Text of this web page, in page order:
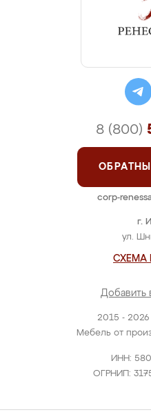
2015 -
Мебель от
ИНН:
ОГРНИП:
г.
ул.
СХЕМА
Добавить
8 (800)
corp-